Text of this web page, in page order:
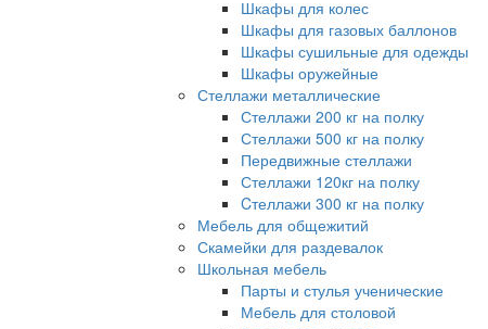
Шкафы для колес
Шкафы для газовых баллонов
Шкафы сушильные для одежды
Шкафы оружейные
Стеллажи металлические
Стеллажи 200 кг на полку
Стеллажи 500 кг на полку
Передвижные стеллажи
Стеллажи 120кг на полку
Cтеллажи 300 кг на полку
Мебель для общежитий
Скамейки для раздевалок
Школьная мебель
Парты и стулья ученические
Мебель для столовой